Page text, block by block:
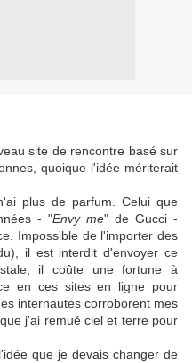
site de rencontre basé sur
quoique l'idée mériterait
plus de parfum. Celui que
- "Envy me" de Gucci -
Impossible de l'importer des
il est interdit d'envoyer ce
il coûte une fortune à
en ces sites en ligne pour
internautes corroborent mes
j'ai remué ciel et terre pour
que je devais changer de